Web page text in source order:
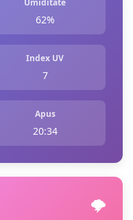
Umiditate
62%
Index UV
7
Apus
20:34
🌩️